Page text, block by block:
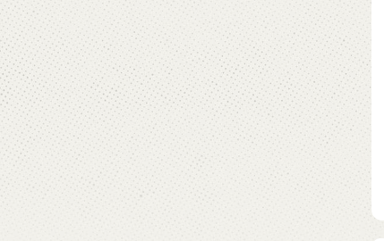
Rózsaszín
Fehér
Többszínű